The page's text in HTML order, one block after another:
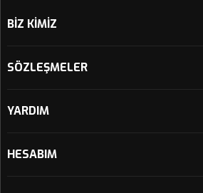
BİZ KİMİZ
SÖZLEŞMELER
YARDIM
HESABIM